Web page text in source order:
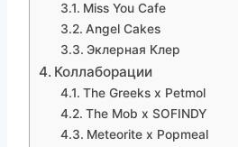
Miss You Cafe
Angel Cakes
Эклерная Клер
Коллаборации
The Greeks x Petmol
The Mob x SOFINDY
Meteorite x Popmeal